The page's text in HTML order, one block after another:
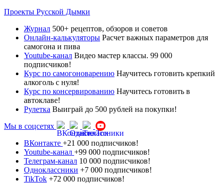
Проекты Русской Дымки
Журнал 500+ рецептов, обзоров и советов
Онлайн-калькуляторы Расчет важных параметров для
самогона и пива
Youtube-канал Видео мастер классы. 99 000
подписчиков!
Курс по самогоноварению Научитесь готовить крепкий
алкоголь с нуля!
Курс по консервированию Научитесь готовить в
автоклаве!
Рулетка Выиграй до 500 рублей на покупки!
Мы в соцсетях
ВКонтакте +21 000 подписчиков!
Youtube-канал +99 000 подписчиков!
Телеграм-канал 10 000 подписчиков!
Одноклассники +7 000 подписчиков!
TikTok +72 000 подписчиков!